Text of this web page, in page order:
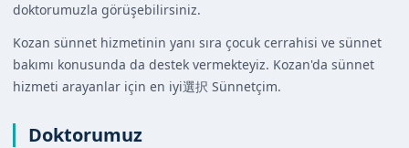
doktorumuzla görüşebilirsiniz.
Kozan sünnet hizmetinin yanı sıra çocuk cerrahisi ve sünnet
bakımı konusunda da destek vermekteyiz. Kozan'da sünnet
hizmeti arayanlar için en iyi選択 Sünnetçim.
Doktorumuz